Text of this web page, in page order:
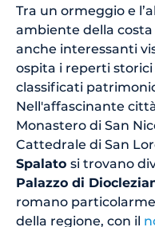
Tra un ormeggio e
ambiente della
anche interessanti
ospita i reperti
classificati
Nell'affascinante
Monastero di San
Cattedrale di San
Spalato si trovano
Palazzo di
romano
della regione, con il